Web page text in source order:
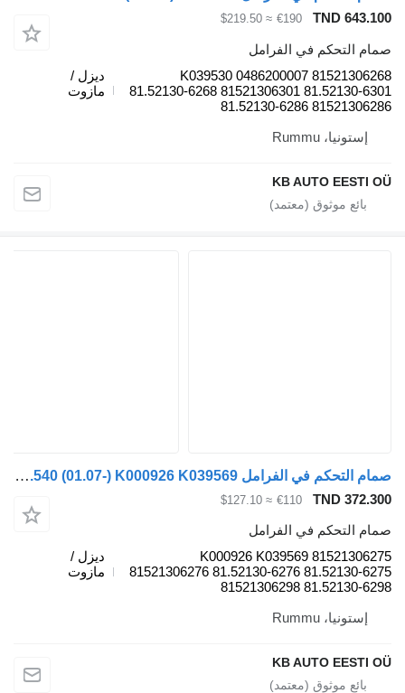
TND
€190
≈ $219.50
التحكم في الفرامل
K039530 0486200007
81.52130-6268 81521306301 81.52130-
81.52130-6286
ديزل /
مازوت
إستونيا، Rummu
KB AUTO EESTI
صمام التحكم في الفرامل Knorr-Bremse TGX 26.540 (01.07-) K000926 K039569 لـ الشاحنات MAN TGL, TGM, TGS, TGX (2005-2021)
TND
€110
≈ $127.10
التحكم في الفرامل
K000926 K039569
81521306276 81.52130-6276 81.52130-
81521306298 81.52130-
ديزل /
مازوت
إستونيا، Rummu
KB AUTO EESTI